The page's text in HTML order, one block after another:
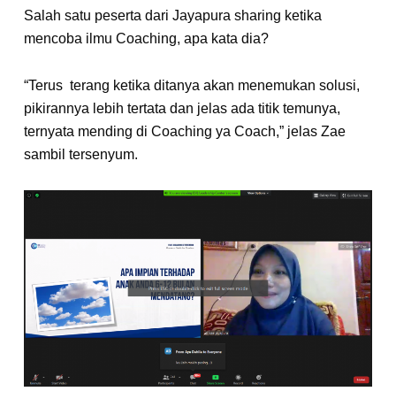
Salah satu peserta dari Jayapura sharing ketika
mencoba ilmu Coaching, apa kata dia?
“Terus terang ketika ditanya akan menemukan solusi,
pikirannya lebih tertata dan jelas ada titik temunya,
ternyata mending di Coaching ya Coach,” jelas Zae
sambil tersenyum.